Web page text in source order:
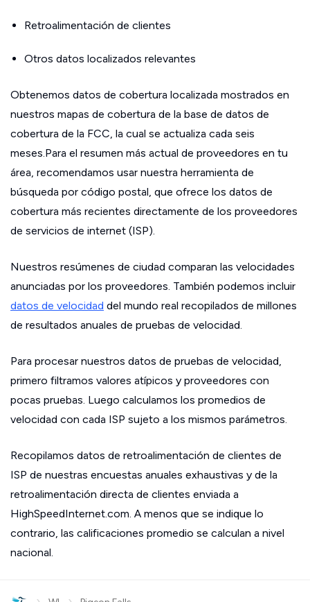
Retroalimentación de clientes
Otros datos localizados relevantes
Obtenemos datos de cobertura localizada mostrados en
nuestros mapas de cobertura de la base de datos de
cobertura de la FCC, la cual se actualiza cada seis
meses.Para el resumen más actual de proveedores en tu
área, recomendamos usar nuestra herramienta de
búsqueda por código postal, que ofrece los datos de
cobertura más recientes directamente de los proveedores
de servicios de internet (ISP).
Nuestros resúmenes de ciudad comparan las velocidades
anunciadas por los proveedores. También podemos incluir
datos de velocidad del mundo real recopilados de millones
de resultados anuales de pruebas de velocidad.
Para procesar nuestros datos de pruebas de velocidad,
primero filtramos valores atípicos y proveedores con
pocas pruebas. Luego calculamos los promedios de
velocidad con cada ISP sujeto a los mismos parámetros.
Recopilamos datos de retroalimentación de clientes de
ISP de nuestras encuestas anuales exhaustivas y de la
retroalimentación directa de clientes enviada a
HighSpeedInternet.com. A menos que se indique lo
contrario, las calificaciones promedio se calculan a nivel
nacional.